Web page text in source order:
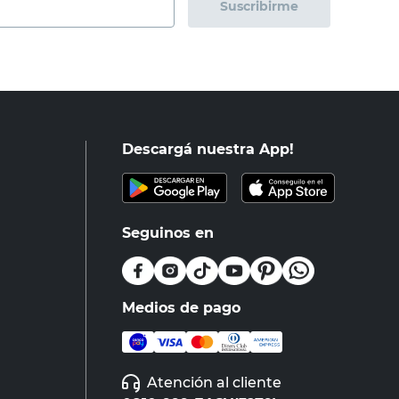
Suscribirme
Descargá nuestra App!
Seguinos en
Medios de pago
Atención al cliente